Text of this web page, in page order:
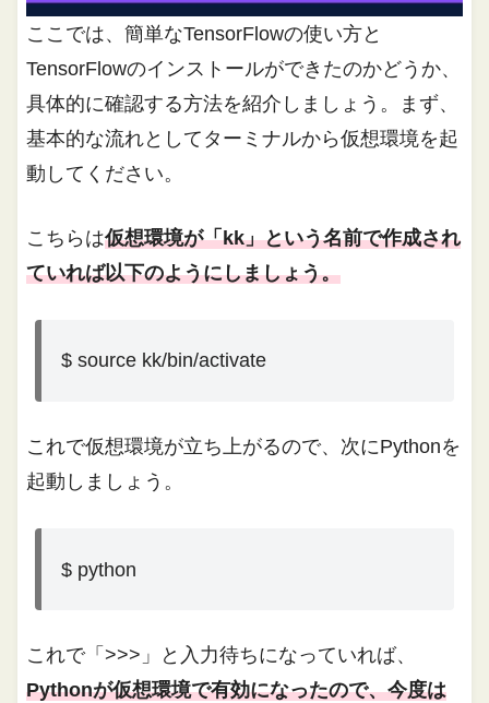
ここでは、簡単なTensorFlowの使い方と
TensorFlowのインストールができたのかどうか、
具体的に確認する方法を紹介しましょう。まず、
基本的な流れとしてターミナルから仮想環境を起
動してください。
こちらは仮想環境が「kk」という名前で作成され
ていれば以下のようにしましょう。
$ source kk/bin/activate
これで仮想環境が立ち上がるので、次にPythonを
起動しましょう。
$ python
これで「>>>」と入力待ちになっていれば、
Pythonが仮想環境で有効になったので、今度は